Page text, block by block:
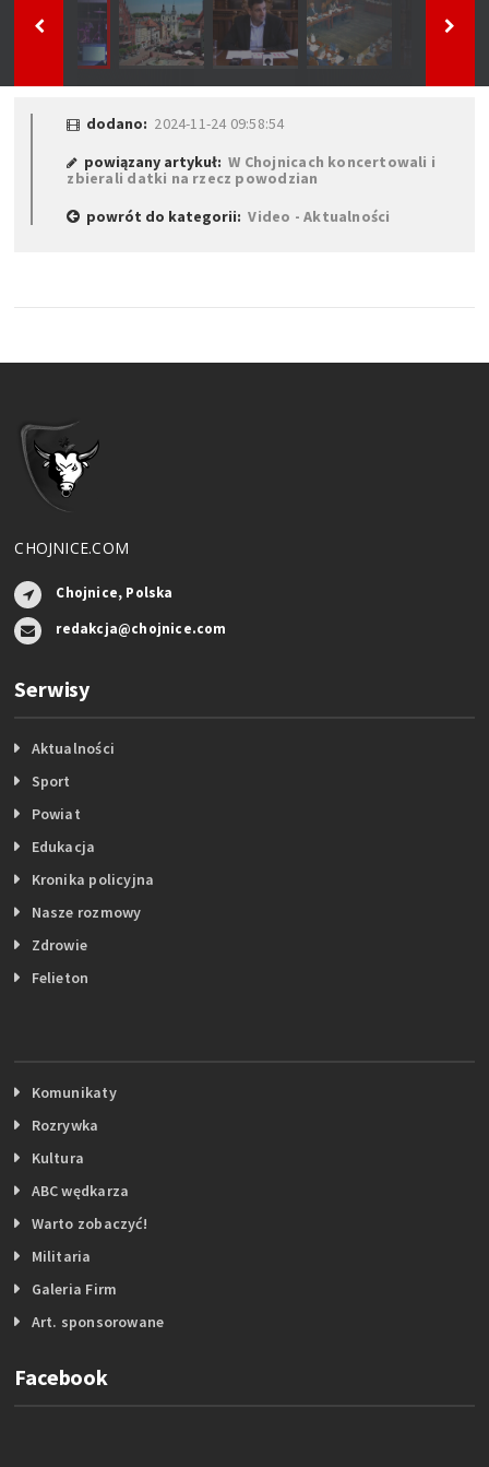
dodano: 2024-11-24 09:58:54
powiązany artykuł:W Chojnicach koncertowali i
zbierali datki na rzecz powodzian
powrót do kategorii:Video - Aktualności
CHOJNICE.COM
Chojnice, Polska
redakcja@chojnice.com
Serwisy
Aktualności
Sport
Powiat
Edukacja
Kronika policyjna
Nasze rozmowy
Zdrowie
Felieton
Komunikaty
Rozrywka
Kultura
ABC wędkarza
Warto zobaczyć!
Militaria
Galeria Firm
Art. sponsorowane
Facebook